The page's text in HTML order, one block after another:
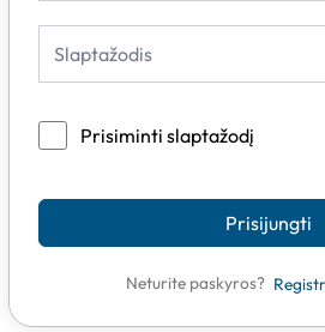
Prisiminti slaptažodį
Prisijungti
Neturite paskyros?